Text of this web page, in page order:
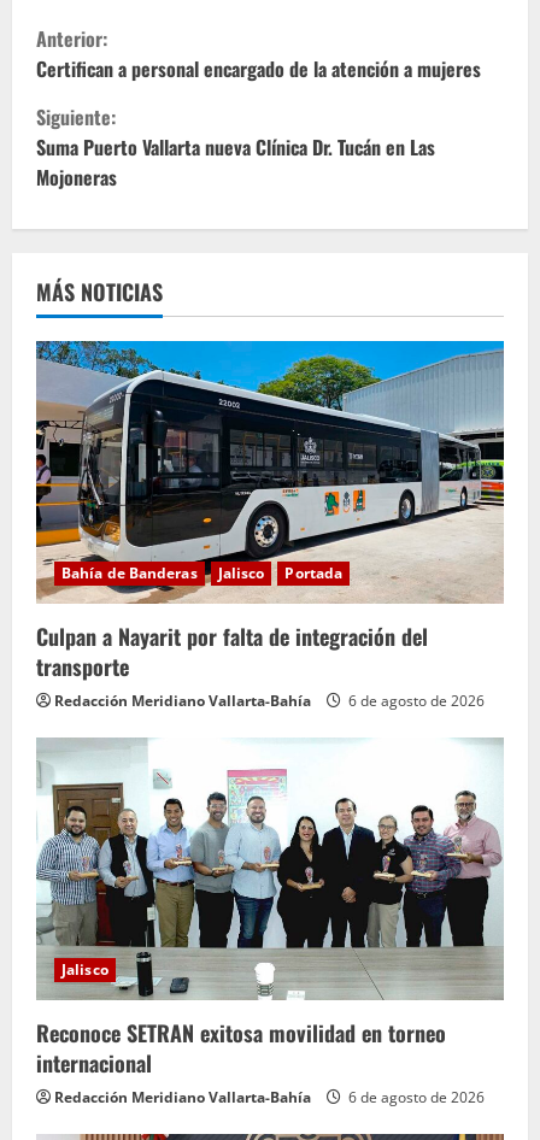
S
i
g
u
e
l
e
e
n
d
o
Anterior:
Certifican a personal encargado de la atención a mujeres
Siguiente:
Suma Puerto Vallarta nueva Clínica Dr. Tucán en Las
Mojoneras
MÁS NOTICIAS
Bahía de Banderas Jalisco Portada
Culpan a Nayarit por falta de integración del
transporte
Redacción Meridiano Vallarta-Bahía 6 de agosto de 2026
Jalisco
Reconoce SETRAN exitosa movilidad en torneo
internacional
Redacción Meridiano Vallarta-Bahía 6 de agosto de 2026